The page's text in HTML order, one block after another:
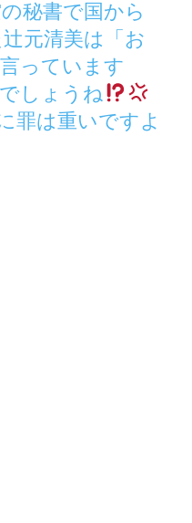
秘書で国から
元清美は「お
っています
しょうね
罪は重いですよ